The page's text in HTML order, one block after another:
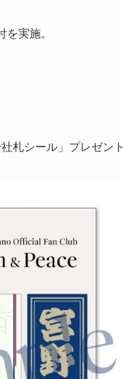
実施。
札シール」プレゼント